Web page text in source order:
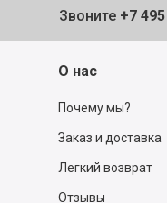
Звоните +7
О нас
Почему мы?
Заказ и доставка
Легкий возврат
Отзывы